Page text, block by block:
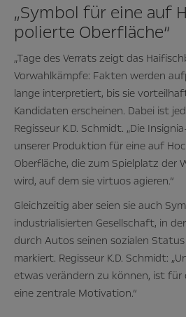
„Symbol für eine auf
polierte Oberfläche“
„Tage des Verrats zeigt das
Vorwahlkämpfe: Fakten werden
lange interpretiert, bis sie
Kandidaten erscheinen. Dabei ist
Regisseur K.D. Schmidt. „Die
unserer Produktion für eine auf
Oberfläche, die zum Spielplatz der
wird, auf dem sie virtuos agieren.“
Gleichzeitig aber seien sie auch
industrialisierten Gesellschaft, in
durch Autos seinen sozialen
markiert. Regisseur K.D. Schmidt:
etwas verändern zu können, ist für
eine zentrale Motivation.“